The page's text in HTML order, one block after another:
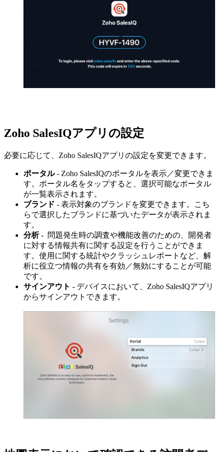
Zoho SalesIQアプリの設定
必要に応じて、Zoho SalesIQアプリの設定を変更できます。
ポータル- Zoho SalesIQのポータルを表示／変更できま
す。ポータル名をタップすると、選択可能なポータル
が一覧表示されます。
ブランド - 表示対象のブランドを変更できます。こち
らで選択したブランドに基づいたデータが表示されま
す。
分析- 問題発生時の調査や機能改善のための、開発者
に対する情報共有に関する設定を行うことができま
す。使用に関する統計やクラッシュレポートなど、解
析に役立つ情報の共有を有効／無効にすることが可能
です。
サインアウト - デバイスにおいて、Zoho SalesIQアプリ
からサインアウトできます。